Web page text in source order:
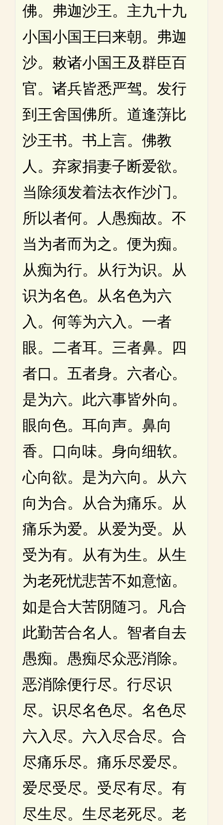
佛。弗迦沙王。主九十九
小国小国王曰来朝。弗迦
沙。敕诸小国王及群臣百
官。诸兵皆悉严驾。发行
到王舍国佛所。道逢蓱比
沙王书。书上言。佛教
人。弃家捐妻子断爱欲。
当除须发着法衣作沙门。
所以者何。人愚痴故。不
当为者而为之。便为痴。
从痴为行。从行为识。从
识为名色。从名色为六
入。何等为六入。一者
眼。二者耳。三者鼻。四
者口。五者身。六者心。
是为六。此六事皆外向。
眼向色。耳向声。鼻向
香。口向味。身向细软。
心向欲。是为六向。从六
向为合。从合为痛乐。从
痛乐为爱。从爱为受。从
受为有。从有为生。从生
为老死忧悲苦不如意恼。
如是合大苦阴随习。凡合
此勤苦合名人。智者自去
愚痴。愚痴尽众恶消除。
恶消除便行尽。行尽识
尽。识尽名色尽。名色尽
六入尽。六入尽合尽。合
尽痛乐尽。痛乐尽爱尽。
爱尽受尽。受尽有尽。有
尽生尽。生尽老死尽。老